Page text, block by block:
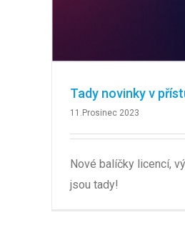
Tady novinky v
11.Prosinec 2023
Nové balíčky licencí,
jsou tady!